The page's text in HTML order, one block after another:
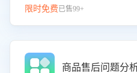
限时免费已售99+
商品售后问题分